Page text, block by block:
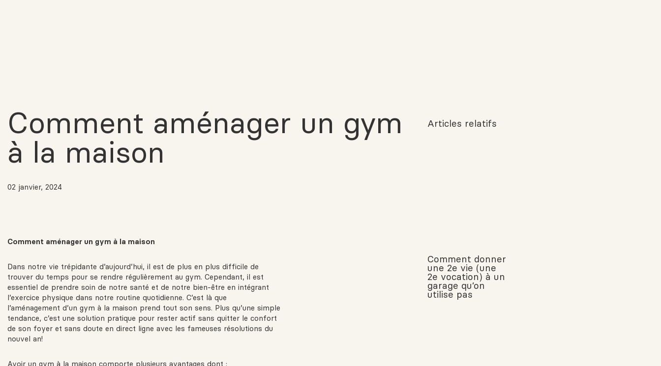
Comment aménager un gym
à la maison
02 janvier, 2024
Comment aménager un gym à la maison
Dans notre vie trépidante d’aujourd’hui, il est de plus en plus difficile de
trouver du temps pour se rendre régulièrement au gym. Cependant, il est
essentiel de prendre soin de notre santé et de notre bien-être en intégrant
l’exercice physique dans notre routine quotidienne. C’est là que
l’aménagement d’un gym à la maison prend tout son sens. Plus qu’une simple
tendance, c’est une solution pratique pour rester actif sans quitter le confort
de son foyer et sans doute en direct ligne avec les fameuses résolutions du
nouvel an!
Avoir un gym à la maison comporte plusieurs avantages dont :
Articles relatifs
Comment donner
une 2e vie (une
2e vocation) à un
garage qu’on
utilise pas